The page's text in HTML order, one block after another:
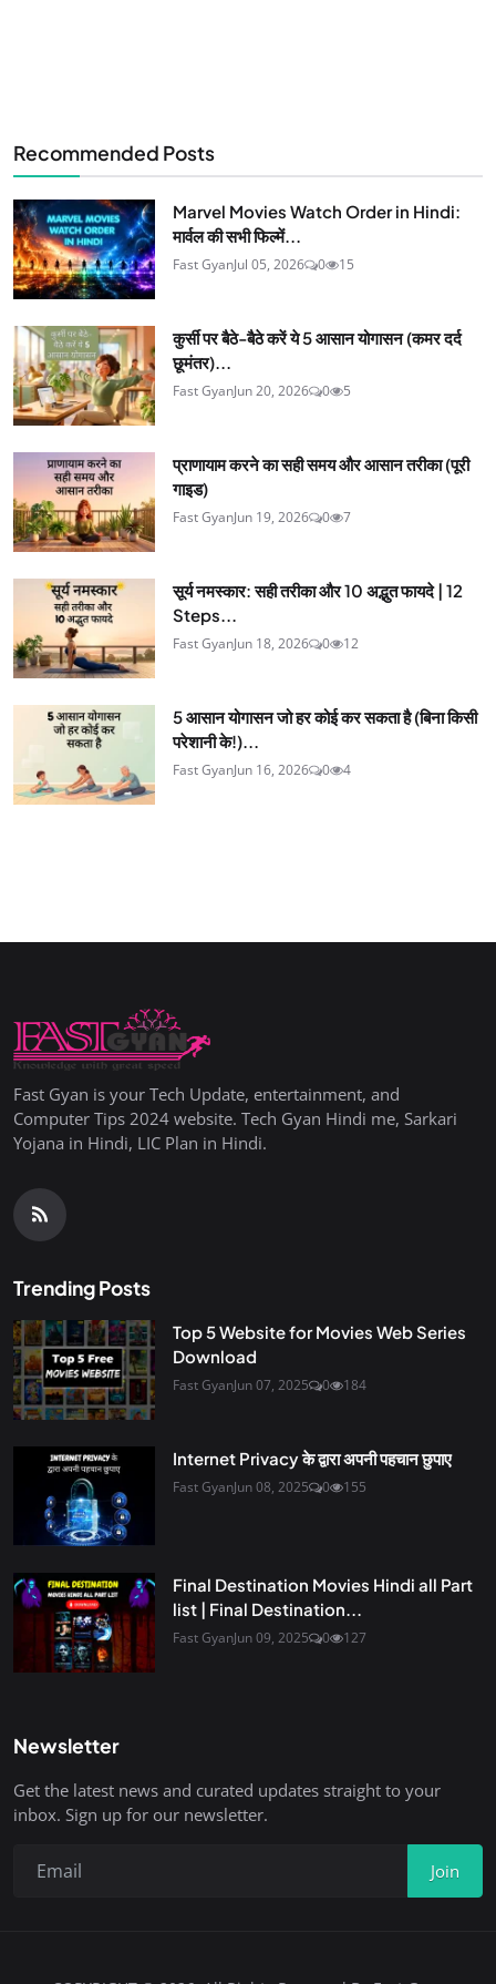
Recommended Posts
Marvel Movies Watch Order in Hindi:
मार्वल की सभी फिल्में...
Fast GyanJul 05, 2026 0 15
कुर्सी पर बैठे-बैठे करें ये 5 आसान योगासन (कमर दर्द
छूमंतर)...
Fast GyanJun 20, 2026 0 5
प्राणायाम करने का सही समय और आसान तरीका (पूरी
गाइड)
Fast GyanJun 19, 2026 0 7
सूर्य नमस्कार: सही तरीका और 10 अद्भुत फायदे | 12
Steps...
Fast GyanJun 18, 2026 0 12
5 आसान योगासन जो हर कोई कर सकता है (बिना किसी
परेशानी के!)...
Fast GyanJun 16, 2026 0 4
Fast Gyan is your Tech Update, entertainment, and
Computer Tips 2024 website. Tech Gyan Hindi me, Sarkari
Yojana in Hindi, LIC Plan in Hindi.
Trending Posts
Top 5 Website for Movies Web Series
Download
Fast GyanJun 07, 2025 0 184
Internet Privacy के द्वारा अपनी पहचान छुपाए
Fast GyanJun 08, 2025 0 155
Final Destination Movies Hindi all Part
list | Final Destination...
Fast GyanJun 09, 2025 0 127
Newsletter
Get the latest news and curated updates straight to your
inbox. Sign up for our newsletter.
Join